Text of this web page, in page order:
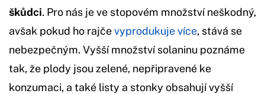
škůdci. Pro nás je ve stopovém množství neškodný,
avšak pokud ho rajčevyprodukuje více, stává se
nebezpečným. Vyšší množství solaninu poznáme
tak, že plody jsou zelené, nepřipravené ke
konzumaci, a také listy a stonky obsahují vyšší